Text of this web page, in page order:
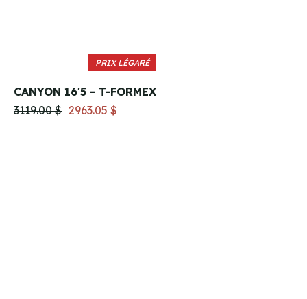
PRIX LÉGARÉ
CANYON 16'5 - T-FORMEX
3119.00 $ 2963.05 $